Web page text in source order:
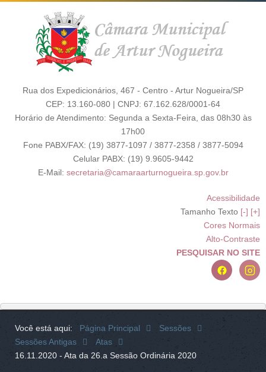
Rua dos Expedicionários, 467 - Centro - Artur Nogueira/SP
CEP: 13.160-080 | CNPJ: 67.162.628/0001-64
Horário de Atendimento: Segunda a Sexta-Feira, das 08h30 às
17h00
Fone PABX/FAX: (19) 3877-1097 / 3877-2358 / 3877-5094
Celular PABX: (19) 9.9605-9442
E-Mail: secretaria@camaraarturnogueira.sp.gov.br
Acessibilidade
Tamanho Texto [-] [+]
Cores Normais
Alto-Contraste
PESQUISAR NO SITE
Você está aqui: Página Principal
Sessões
Sessões Antigas
Atas
16.11.2020 - Ata da 26.a Sessão Ordinária 2020